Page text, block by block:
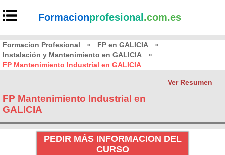
Formacionprofesional .com.es
Formacion Profesional » FP en GALICIA
»
Instalación y Mantenimiento en GALICIA
»
FP Mantenimiento Industrial en GALICIA
Ver Resumen
FP Mantenimiento Industrial en
GALICIA
PEDIR MÁS INFORMACION DEL
CURSO